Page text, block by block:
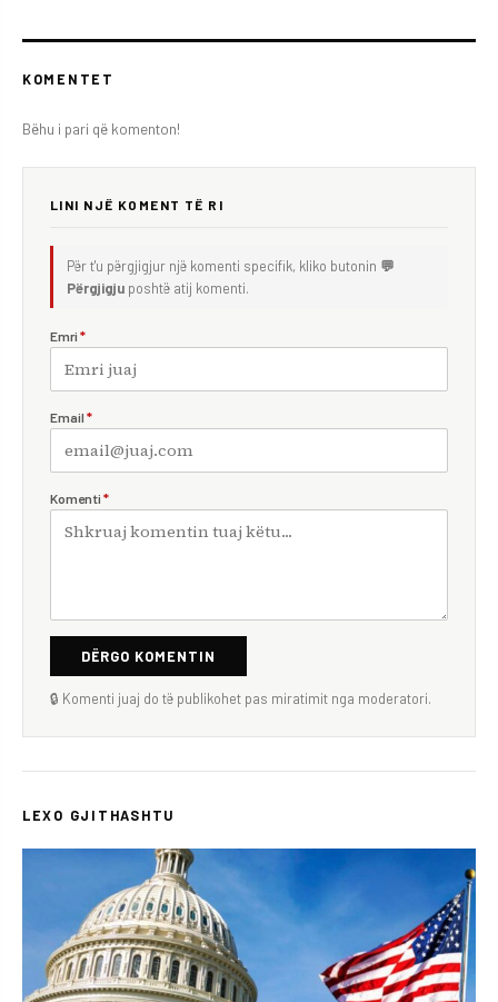
KOMENTET
Bëhu i pari që komenton!
LINI NJË KOMENT TË RI
Për t'u përgjigjur një komenti specifik, kliko butonin 💬
Përgjigju poshtë atij komenti.
Emri *
Email *
Komenti *
DËRGO KOMENTIN
🔒 Komenti juaj do të publikohet pas miratimit nga moderatori.
LEXO GJITHASHTU